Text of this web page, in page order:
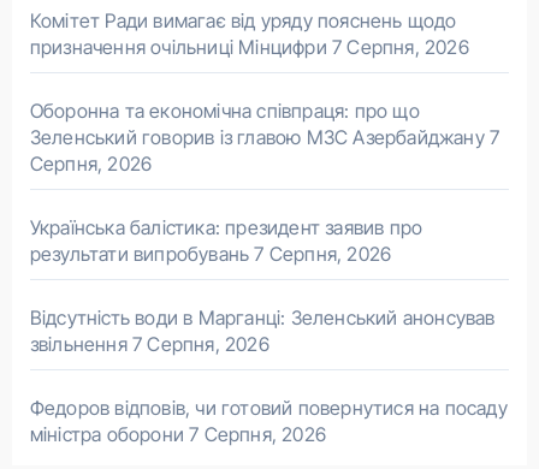
Комітет Ради вимагає від уряду пояснень щодо
призначення очільниці Мінцифри 7 Серпня, 2026
Оборонна та економічна співпраця: про що
Зеленський говорив із главою МЗС Азербайджану 7
Серпня, 2026
Українська балістика: президент заявив про
результати випробувань 7 Серпня, 2026
Відсутність води в Марганці: Зеленський анонсував
звільнення 7 Серпня, 2026
Федоров відповів, чи готовий повернутися на посаду
міністра оборони 7 Серпня, 2026